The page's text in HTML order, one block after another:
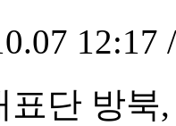
12:17
표단 방